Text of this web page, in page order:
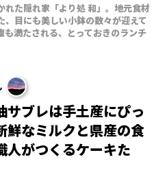
れた隠れ家「より処 和」。地元食材
、目にも美しい小鉢の数々が迎えて
も満たされる、とっておきのランチ
サブレは手土産にぴっ
鮮なミルクと県産の食
人がつくるケーキた